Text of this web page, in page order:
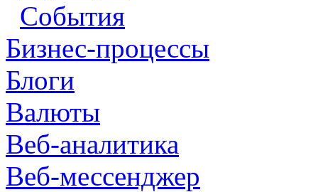
События
Бизнес-процессы
Блоги
Валюты
Веб-аналитика
Веб-мессенджер